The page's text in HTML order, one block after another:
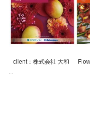
client：株式会社 大和
...